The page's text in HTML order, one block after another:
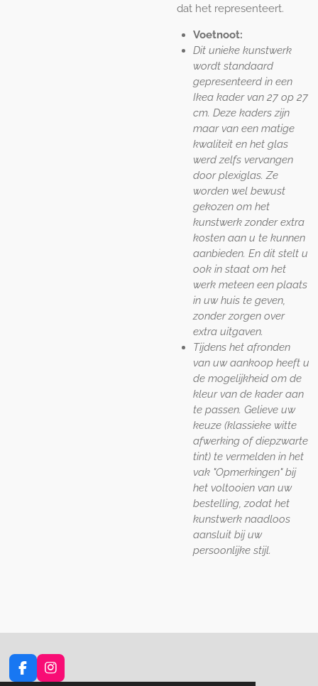
dat het representeert.
Voetnoot:
Dit unieke kunstwerk
wordt standaard
gepresenteerd in een
Ikea kader van 27 op 27
cm. Deze kaders zijn
maar van een matige
kwaliteit en het glas
werd zelfs vervangen
door plexiglas. Ze
worden wel bewust
gekozen om het
kunstwerk zonder extra
kosten aan u te kunnen
aanbieden. En dit stelt u
ook in staat om het
werk meteen een plaats
in uw huis te geven,
zonder zorgen over
extra uitgaven.
Tijdens het afronden
van uw aankoop heeft u
de mogelijkheid om de
kleur van de kader aan
te passen. Gelieve uw
keuze (klassieke witte
afwerking of diepzwarte
tint) te vermelden in het
vak "Opmerkingen" bij
het voltooien van uw
bestelling, zodat het
kunstwerk naadloos
aansluit bij uw
persoonlijke stijl.
F
I